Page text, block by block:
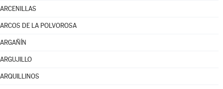
ARCENILLAS
ARCOS DE LA POLVOROSA
ARGAÑÍN
ARGUJILLO
ARQUILLINOS